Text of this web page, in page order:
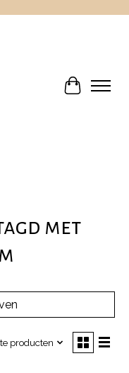
met
producten